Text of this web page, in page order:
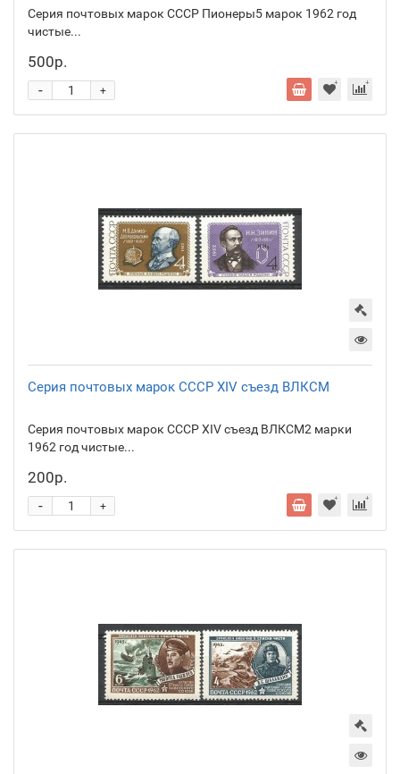
Серия почтовых марок СССР Пионеры5 марок 1962 год
чистые...
500р.
+
-
Серия почтовых марок СССР XIV съезд ВЛКСМ
Серия почтовых марок СССР XIV съезд ВЛКСМ2 марки
1962 год чистые...
200р.
+
-